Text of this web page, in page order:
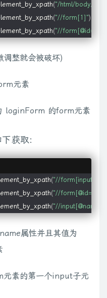
("/html/body/
("//form[1]")
("//
整就会被破坏)
元素
loginForm 的form元素
获取:
("//form[input/
("//
("//
属性并且其值为
素的第一个input子元